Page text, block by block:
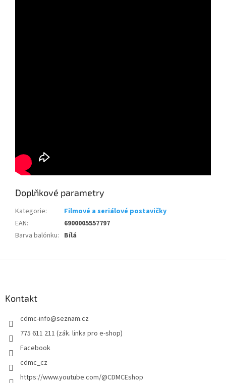
Doplňkové parametry
Kategorie:
Filmové a seriálové postavičky
EAN:
6900005557797
Barva balónku: Bílá
Kontakt
cdmc-info@seznam.cz
775 611 211 (zák. linka pro e-shop)
Facebook
cdmc_cz
https://www.youtube.com/@CDMCEshop